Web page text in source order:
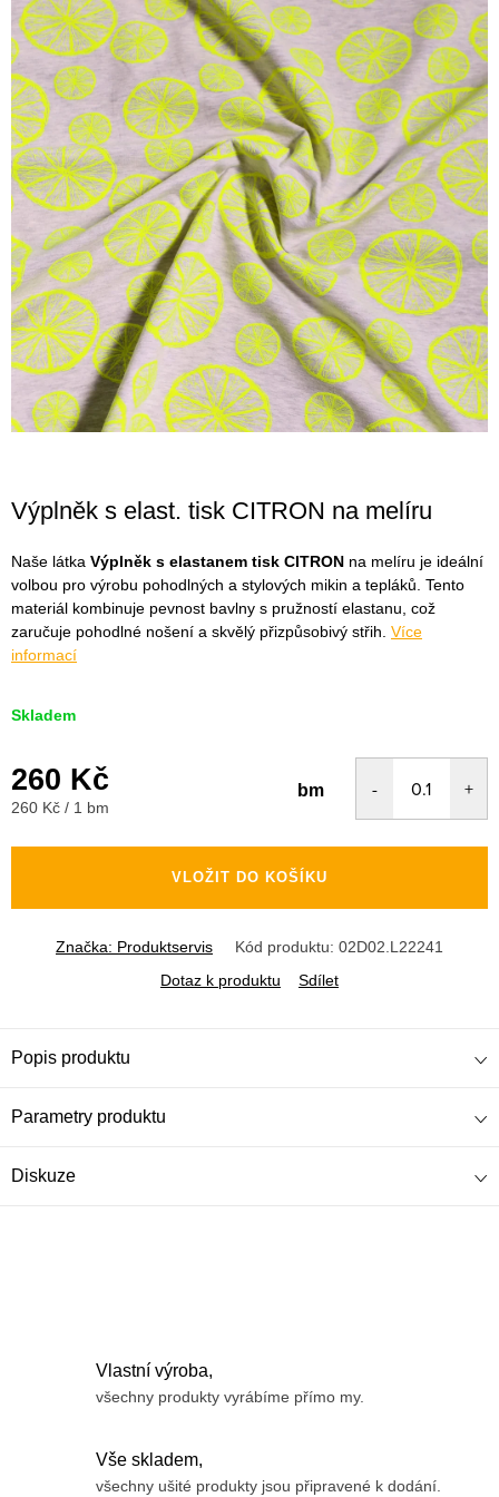
Výplněk s elast. tisk CITRON na melíru
Naše látka Výplněk s elastanem tisk CITRON na melíru je ideální
volbou pro výrobu pohodlných a stylových mikin a tepláků. Tento
materiál kombinuje pevnost bavlny s pružností elastanu, což
zaručuje pohodlné nošení a skvělý přizpůsobivý střih. Více
informací
Skladem
260 Kč
Měrná
260 Kč / 1 bm
bm
VLOŽIT DO KOŠÍKU
Značka: Produktservis Kód produktu: 02D02.L22241
Dotaz k produktu
Sdílet
Popis produktu
Parametry produktu
Diskuze
Vlastní výroba,
všechny produkty vyrábíme přímo my.
Vše skladem,
všechny ušité produkty jsou připravené k dodání.